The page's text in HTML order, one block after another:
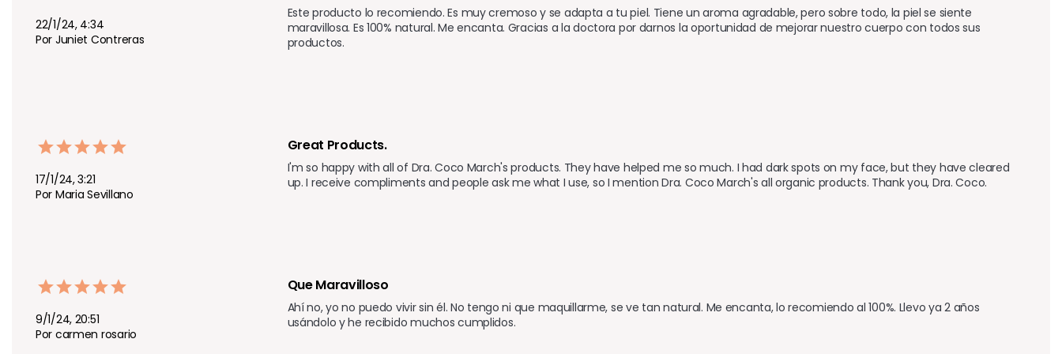
22/1/24, 4:34
Por Juniet Contreras
Este producto lo recomiendo. Es muy cremoso y se adapta a tu piel. Tiene un aroma agradable, pero sobre todo, la piel se siente
maravillosa. Es 100% natural. Me encanta. Gracias a la doctora por darnos la oportunidad de mejorar nuestro cuerpo con todos sus
productos.
17/1/24, 3:21
Por Maria Sevillano
Great Products.
I'm so happy with all of Dra. Coco March's products. They have helped me so much. I had dark spots on my face, but they have cleared
up. I receive compliments and people ask me what I use, so I mention Dra. Coco March's all organic products. Thank you, Dra. Coco.
9/1/24, 20:51
Por carmen rosario
Que Maravilloso
Ahí no, yo no puedo vivir sin él. No tengo ni que maquillarme, se ve tan natural. Me encanta, lo recomiendo al 100%. Llevo ya 2 años
usándolo y he recibido muchos cumplidos.